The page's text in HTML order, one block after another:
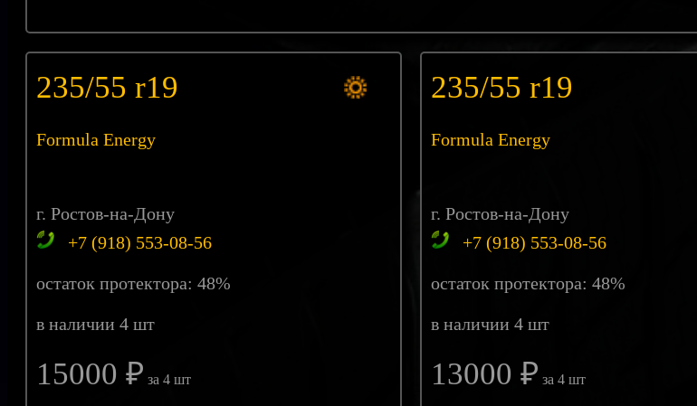
Всесезонка
235/55 r19
Formula Energy
г. Ростов-на-Дону
+7 (918) 553-08-56
остаток протектора: 48%
в наличии 4 шт
15000 ₽ за 4 шт
235/55 r19
Formula Energy
г. Ростов-на-Дону
+7 (918) 553-08-56
остаток протектора: 48%
в наличии 4 шт
13000 ₽ за 4 шт